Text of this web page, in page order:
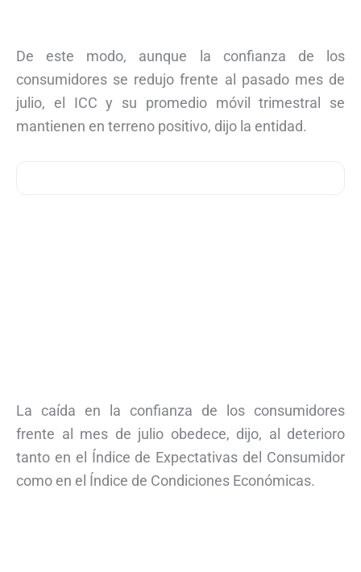
De este modo, aunque la confianza de los
consumidores se redujo frente al pasado mes de
julio, el ICC y su promedio móvil trimestral se
mantienen en terreno positivo, dijo la entidad.
La caída en la confianza de los consumidores
frente al mes de julio obedece, dijo, al deterioro
tanto en el Índice de Expectativas del Consumidor
como en el Índice de Condiciones Económicas.